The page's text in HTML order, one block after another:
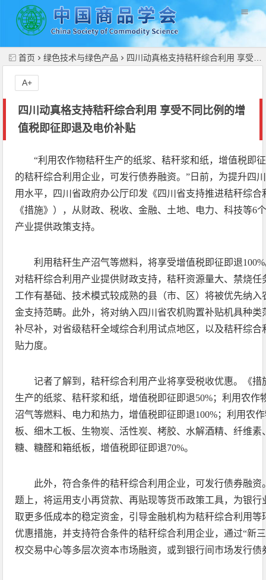
首页 绿色技术与绿色产品 四川动真格支持秸秆综合利用 享受不同比例的增值税即征即退及电价补贴
四川动真格支持秸秆综合利用 享受不同比例的增
值税即征即退及电价补贴
A+
“利用农作物秸秆生产的纸浆、秸秆浆和纸，增值税即
的秸秆综合利用企业，可发行债券融资。”日前，为提升四
用水平，四川省政府办公厅印发《四川省支持推进秸秆综
《措施》），从财政、税收、金融、土地、电力、科技等6
产业提供政策支持。
利用秸秆生产沼气等燃料，将享受增值税即征即退
对秸秆综合利用产业提供财政支持，秸秆资源量大、禁烧
工作有基础、技术模式较成熟的县（市、区）将被优先纳
金支持范畴。此外，将对纳入四川省农机购置补贴机具种
补尽补，对省级秸秆全域综合利用试点地区，以及秸秆综
贴力度。
记者了解到，秸秆综合利用产业将享受税收优惠。《
生产的纸浆、秸秆浆和纸，增值税即征即退50%；利用农作
沼气等燃料、电力和热力，增值税即征即退100%；利用农
板、细木工板、生物炭、活性炭、栲胶、水解酒精、纤维
糖、糖醛和箱纸板，增值税即征即退70%。
此外，符合条件的秸秆综合利用企业，可发行债券融
题上，将运用支小再贷款、再贴现等货币政策工具，为银
取更多低成本的稳定资金，引导金融机构为秸秆综合利用
优惠措施，并支持符合条件的秸秆综合利用企业，通过“新
权交易中心等多层次资本市场融资，或到银行间市场发行债